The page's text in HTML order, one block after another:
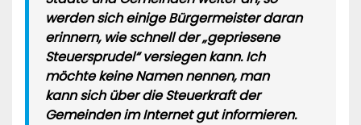
werden sich einige Bürgermeister daran
erinnern, wie schnell der „gepriesene
Steuersprudel“ versiegen kann. Ich
möchte keine Namen nennen, man
kann sich über die Steuerkraft der
Gemeinden im Internet gut informieren.